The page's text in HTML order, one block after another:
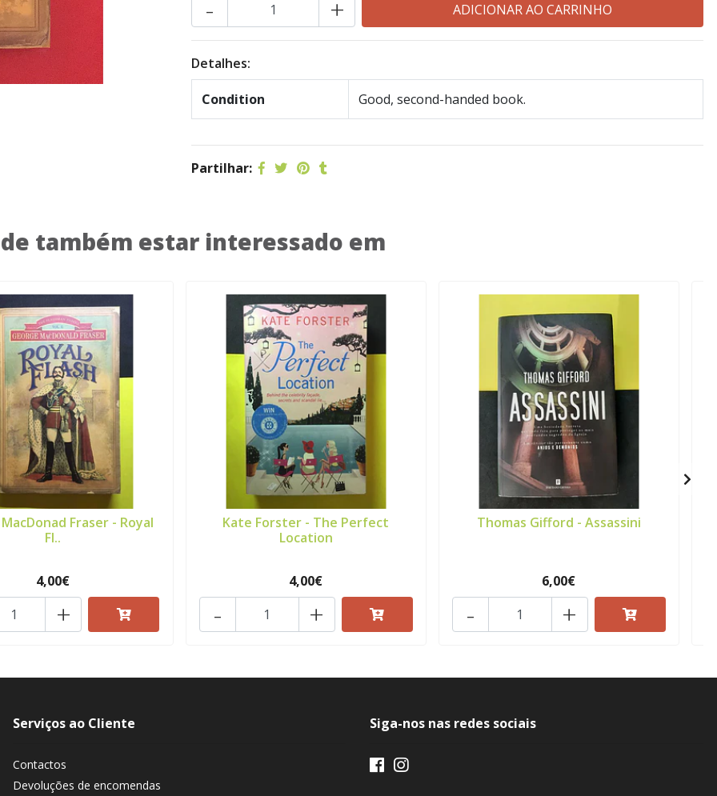
+
-
Detalhes:
Condition Good, second-handed book.
Partilhar:
também estar interessado em
Fraser - Royal
Fl..
4,00€
+
Kate Forster - The Perfect
Location
4,00€
+
-
Thomas Gifford - Assassini
6,00€
+
-
Serviços ao Cliente
Contactos
Devoluções de encomendas
Siga-nos nas redes sociais